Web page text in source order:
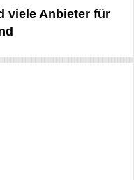
viele Anbieter für